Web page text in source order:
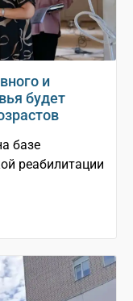
и
будет
базе
реабилитации